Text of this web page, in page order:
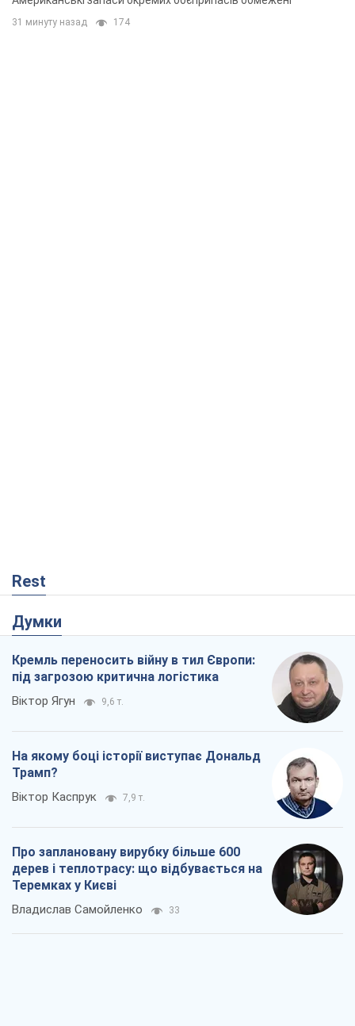
31 минуту назад 174
Rest
Думки
Кремль переносить війну в тил Європи:
під загрозою критична логістика
Віктор Ягун 9,6 т.
На якому боці історії виступає Дональд
Трамп?
Віктор Каспрук 7,9 т.
Про заплановану вирубку більше 600
дерев і теплотрасу: що відбувається на
Теремках у Києві
Владислав Самойленко 33